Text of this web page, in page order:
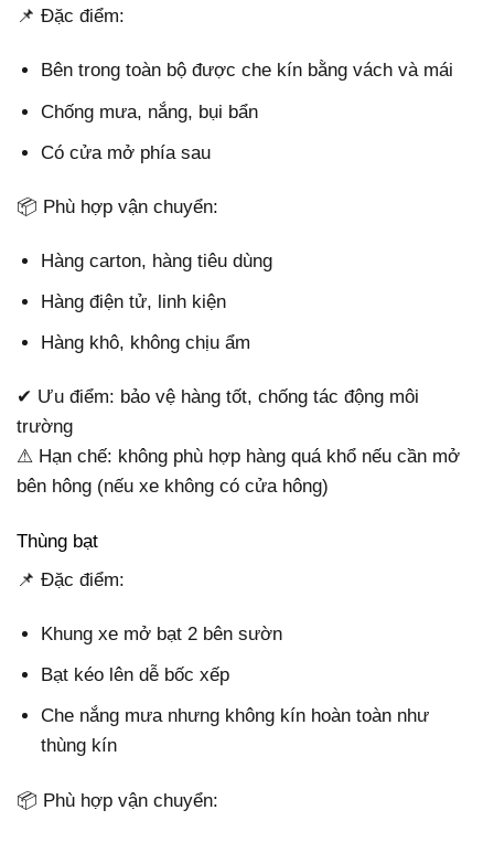
📌 Đặc điểm:
Bên trong toàn bộ được che kín bằng vách và mái
Chống mưa, nắng, bụi bẩn
Có cửa mở phía sau
📦 Phù hợp vận chuyển:
Hàng carton, hàng tiêu dùng
Hàng điện tử, linh kiện
Hàng khô, không chịu ẩm
✔ Ưu điểm: bảo vệ hàng tốt, chống tác động môi
trường
⚠ Hạn chế: không phù hợp hàng quá khổ nếu cần mở
bên hông (nếu xe không có cửa hông)
Thùng bạt
📌 Đặc điểm:
Khung xe mở bạt 2 bên sườn
Bạt kéo lên dễ bốc xếp
Che nắng mưa nhưng không kín hoàn toàn như
thùng kín
📦 Phù hợp vận chuyển: